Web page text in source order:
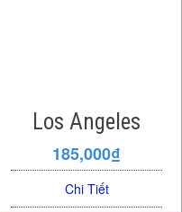
Cỏ Mỏng 10 mm
69,000₫
Chi Tiết